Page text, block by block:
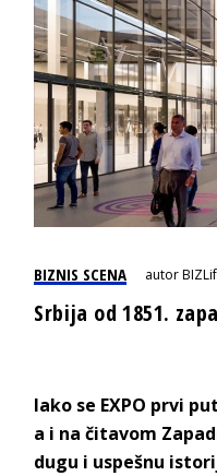
BIZNIS SCENA autor
Srbija od 1851.
Iako se EXPO prvi
a i na čitavom
dugu i uspešnu